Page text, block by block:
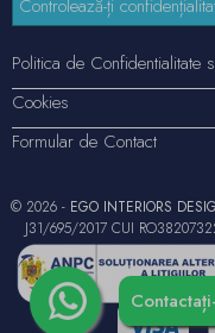
Controlează-ți
Politica de Confidentialitate
Cookies
Formular de Contact
© 2026 - EGO INTERIORS
J31/695/2017 CUI